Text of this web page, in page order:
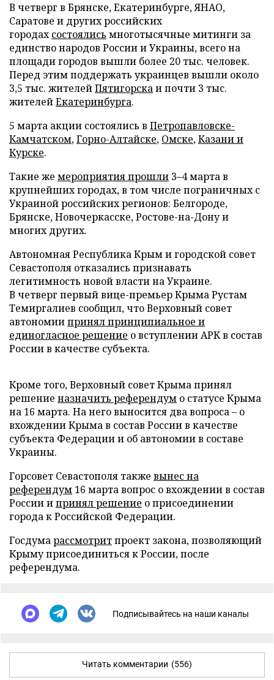
В четверг в Брянске, Екатеринбурге, ЯНАО,
Саратове и других российских
городахсостоялись многотысячные митинги за
единство народов России и Украины, всего на
площади городов вышли более 20 тыс. человек.
Перед этим поддержать украинцев вышли около
3,5 тыс. жителейПятигорскаи почти 3 тыс.
жителейЕкатеринбурга.
5 марта акции состоялись в Петропавловске-
Камчатском,Горно-Алтайске, Омске,Казани и
Курске.
Такие же мероприятия прошли 3–4 марта в
крупнейших городах, в том числе пограничных с
Украиной российских регионов: Белгороде,
Брянске, Новочеркасске, Ростове-на-Дону и
многих других.
Автономная Республика Крым и городской совет
Севастополя отказались признавать
легитимность новой власти на Украине.
В четверг первый вице-премьер Крыма Рустам
Темиргалиев сообщил, что Верховный совет
автономиипринял принципиальное и
единогласное решение о вступлении АРК в состав
России в качестве субъекта.
Кроме того, Верховный совет Крыма принял
решение назначить референдум о статусе Крыма
на 16 марта. На него выносится два вопроса – о
вхождении Крыма в состав России в качестве
субъекта Федерации и об автономии в составе
Украины.
Горсовет Севастополя также вынес на
референдум 16 марта вопрос о вхождении в состав
России ипринял решение о присоединении
города к Российской Федерации.
Госдумарассмотритпроект закона, позволяющий
Крыму присоединиться к России, после
референдума.
Подписывайтесь на наши каналы
Читать комментарии (556)